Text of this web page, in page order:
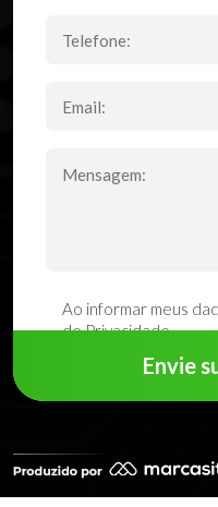
Ao informar meus
de Privacidade